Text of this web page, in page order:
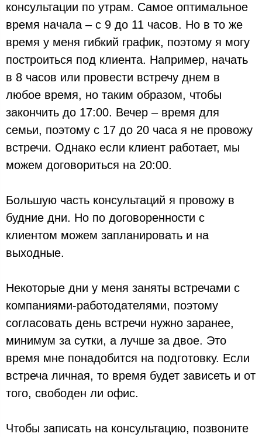
консультации по утрам. Самое оптимальное
время начала – с 9 до 11 часов. Но в то же
время у меня гибкий график, поэтому я могу
построиться под клиента. Например, начать
в 8 часов или провести встречу днем в
любое время, но таким образом, чтобы
закончить до 17:00. Вечер – время для
семьи, поэтому с 17 до 20 часа я не провожу
встречи. Однако если клиент работает, мы
можем договориться на 20:00.
Большую часть консультаций я провожу в
будние дни. Но по договоренности с
клиентом можем запланировать и на
выходные.
Некоторые дни у меня заняты встречами с
компаниями-работодателями, поэтому
согласовать день встречи нужно заранее,
минимум за сутки, а лучше за двое. Это
время мне понадобится на подготовку. Если
встреча личная, то время будет зависеть и от
того, свободен ли офис.
Чтобы записать на консультацию, позвоните